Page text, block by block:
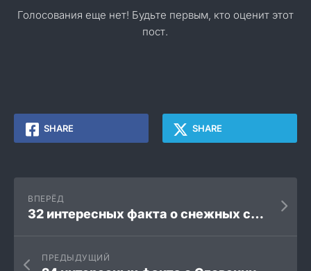
Голосования еще нет! Будьте первым, кто оценит этот
пост.
SHARE SHARE
ВПЕРЁД
32 интересных факта о снежных совах
ПРЕДЫДУЩИЙ